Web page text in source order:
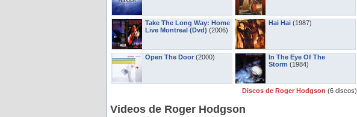
Take The Long Way: Home
Live Montreal (Dvd) (2006)
Open The Door (2000)
Hai Hai (1987)
In The Eye Of The
Storm (1984)
Discos de Roger Hodgson (6 discos)
Videos de Roger Hodgson